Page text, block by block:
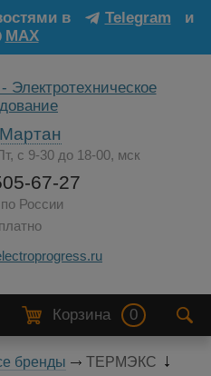
в Telegram
и
MAX
с 9-30 до 18-00, мск
67-27
России
Корзина 0
бренды ТЕРМЭКС